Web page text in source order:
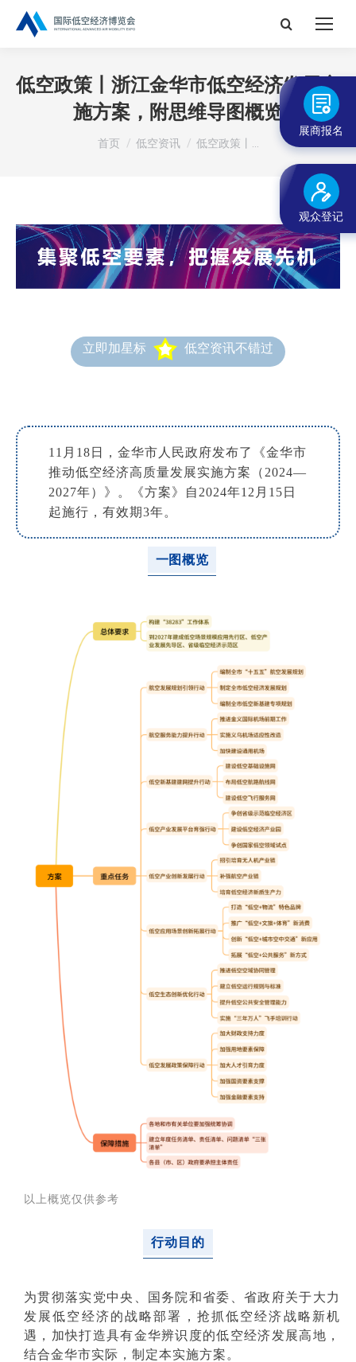
搜
低空政策丨浙江金华市低空经济发展实
施方案，附思维导图概览
您在这里：
首页 低空资讯 低空政策丨…
立即加星标 低空资讯不错过
11月18日，金华市人民政府发布了《金华市
推动低空经济高质量发展实施方案（2024—
2027年）》。《方案》自2024年12月15日
起施行，有效期3年。
一图概览
以上概览仅供参考
行动目的
为贯彻落实党中央、国务院和省委、省政府关于大力
发展低空经济的战略部署，抢抓低空经济战略新机
遇，加快打造具有金华辨识度的低空经济发展高地，
结合金华市实际，制定本实施方案。
展商报名
观众登记